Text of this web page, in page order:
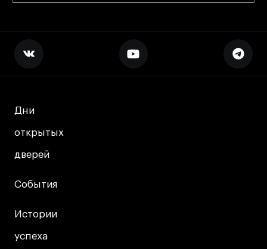
Дни
открытых
дверей
Дни
открытых
дверей
События
События
Истории
успеха
Истории
успеха